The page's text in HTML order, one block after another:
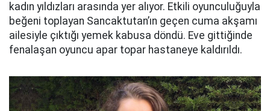
kadın yıldızları arasında yer alıyor. Etkili oyunculuğuyla
beğeni toplayan Sancaktutan’ın geçen cuma akşamı
ailesiyle çıktığı yemek kabusa döndü. Eve gittiğinde
fenalaşan oyuncu apar topar hastaneye kaldırıldı.